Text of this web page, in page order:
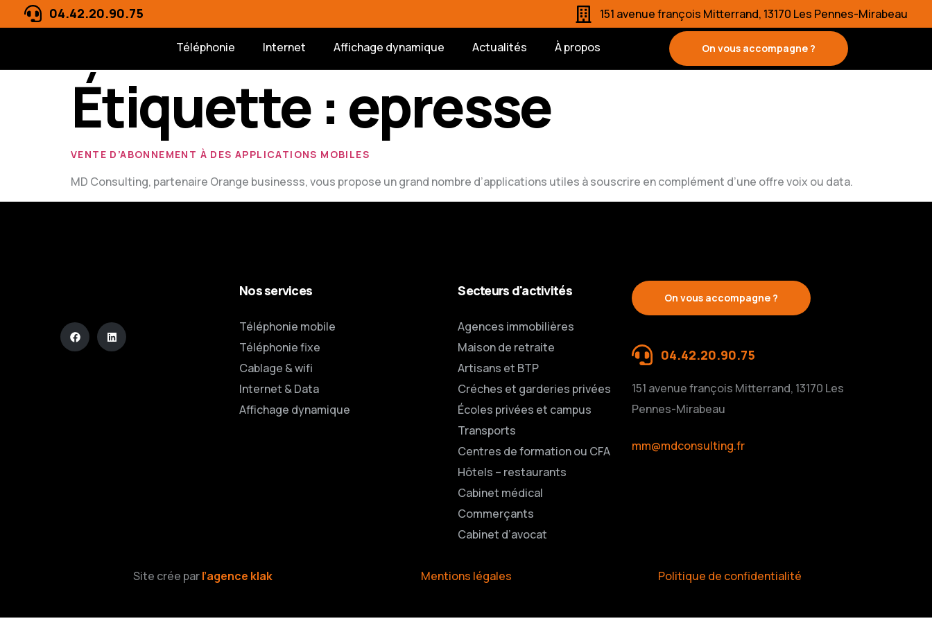
04.42.20.90.75 151 avenue françois Mitterrand, 13170 Les Pennes-Mirabeau
Téléphonie Internet Affichage dynamique Actualités À propos On vous accompagne ?
Étiquette : epresse
VENTE D’ABONNEMENT À DES APPLICATIONS MOBILES
MD Consulting, partenaire Orange businesss, vous propose un grand nombre d’applications utiles à souscrire en complément d’une offre voix ou data.
Nos services
Téléphonie mobile
Téléphonie fixe
Cablage & wifi
Internet & Data
Affichage dynamique
Secteurs d'activités
Agences immobilières
Maison de retraite
Artisans et BTP
Créches et garderies privées
Écoles privées et campus
Transports
Centres de formation ou CFA
Hôtels – restaurants
Cabinet médical
Commerçants
Cabinet d’avocat
On vous accompagne ?
04.42.20.90.75
151 avenue françois Mitterrand, 13170 Les
Pennes-Mirabeau
mm@mdconsulting.fr
Site crée parl’agence klak Mentions légales Politique de confidentialité